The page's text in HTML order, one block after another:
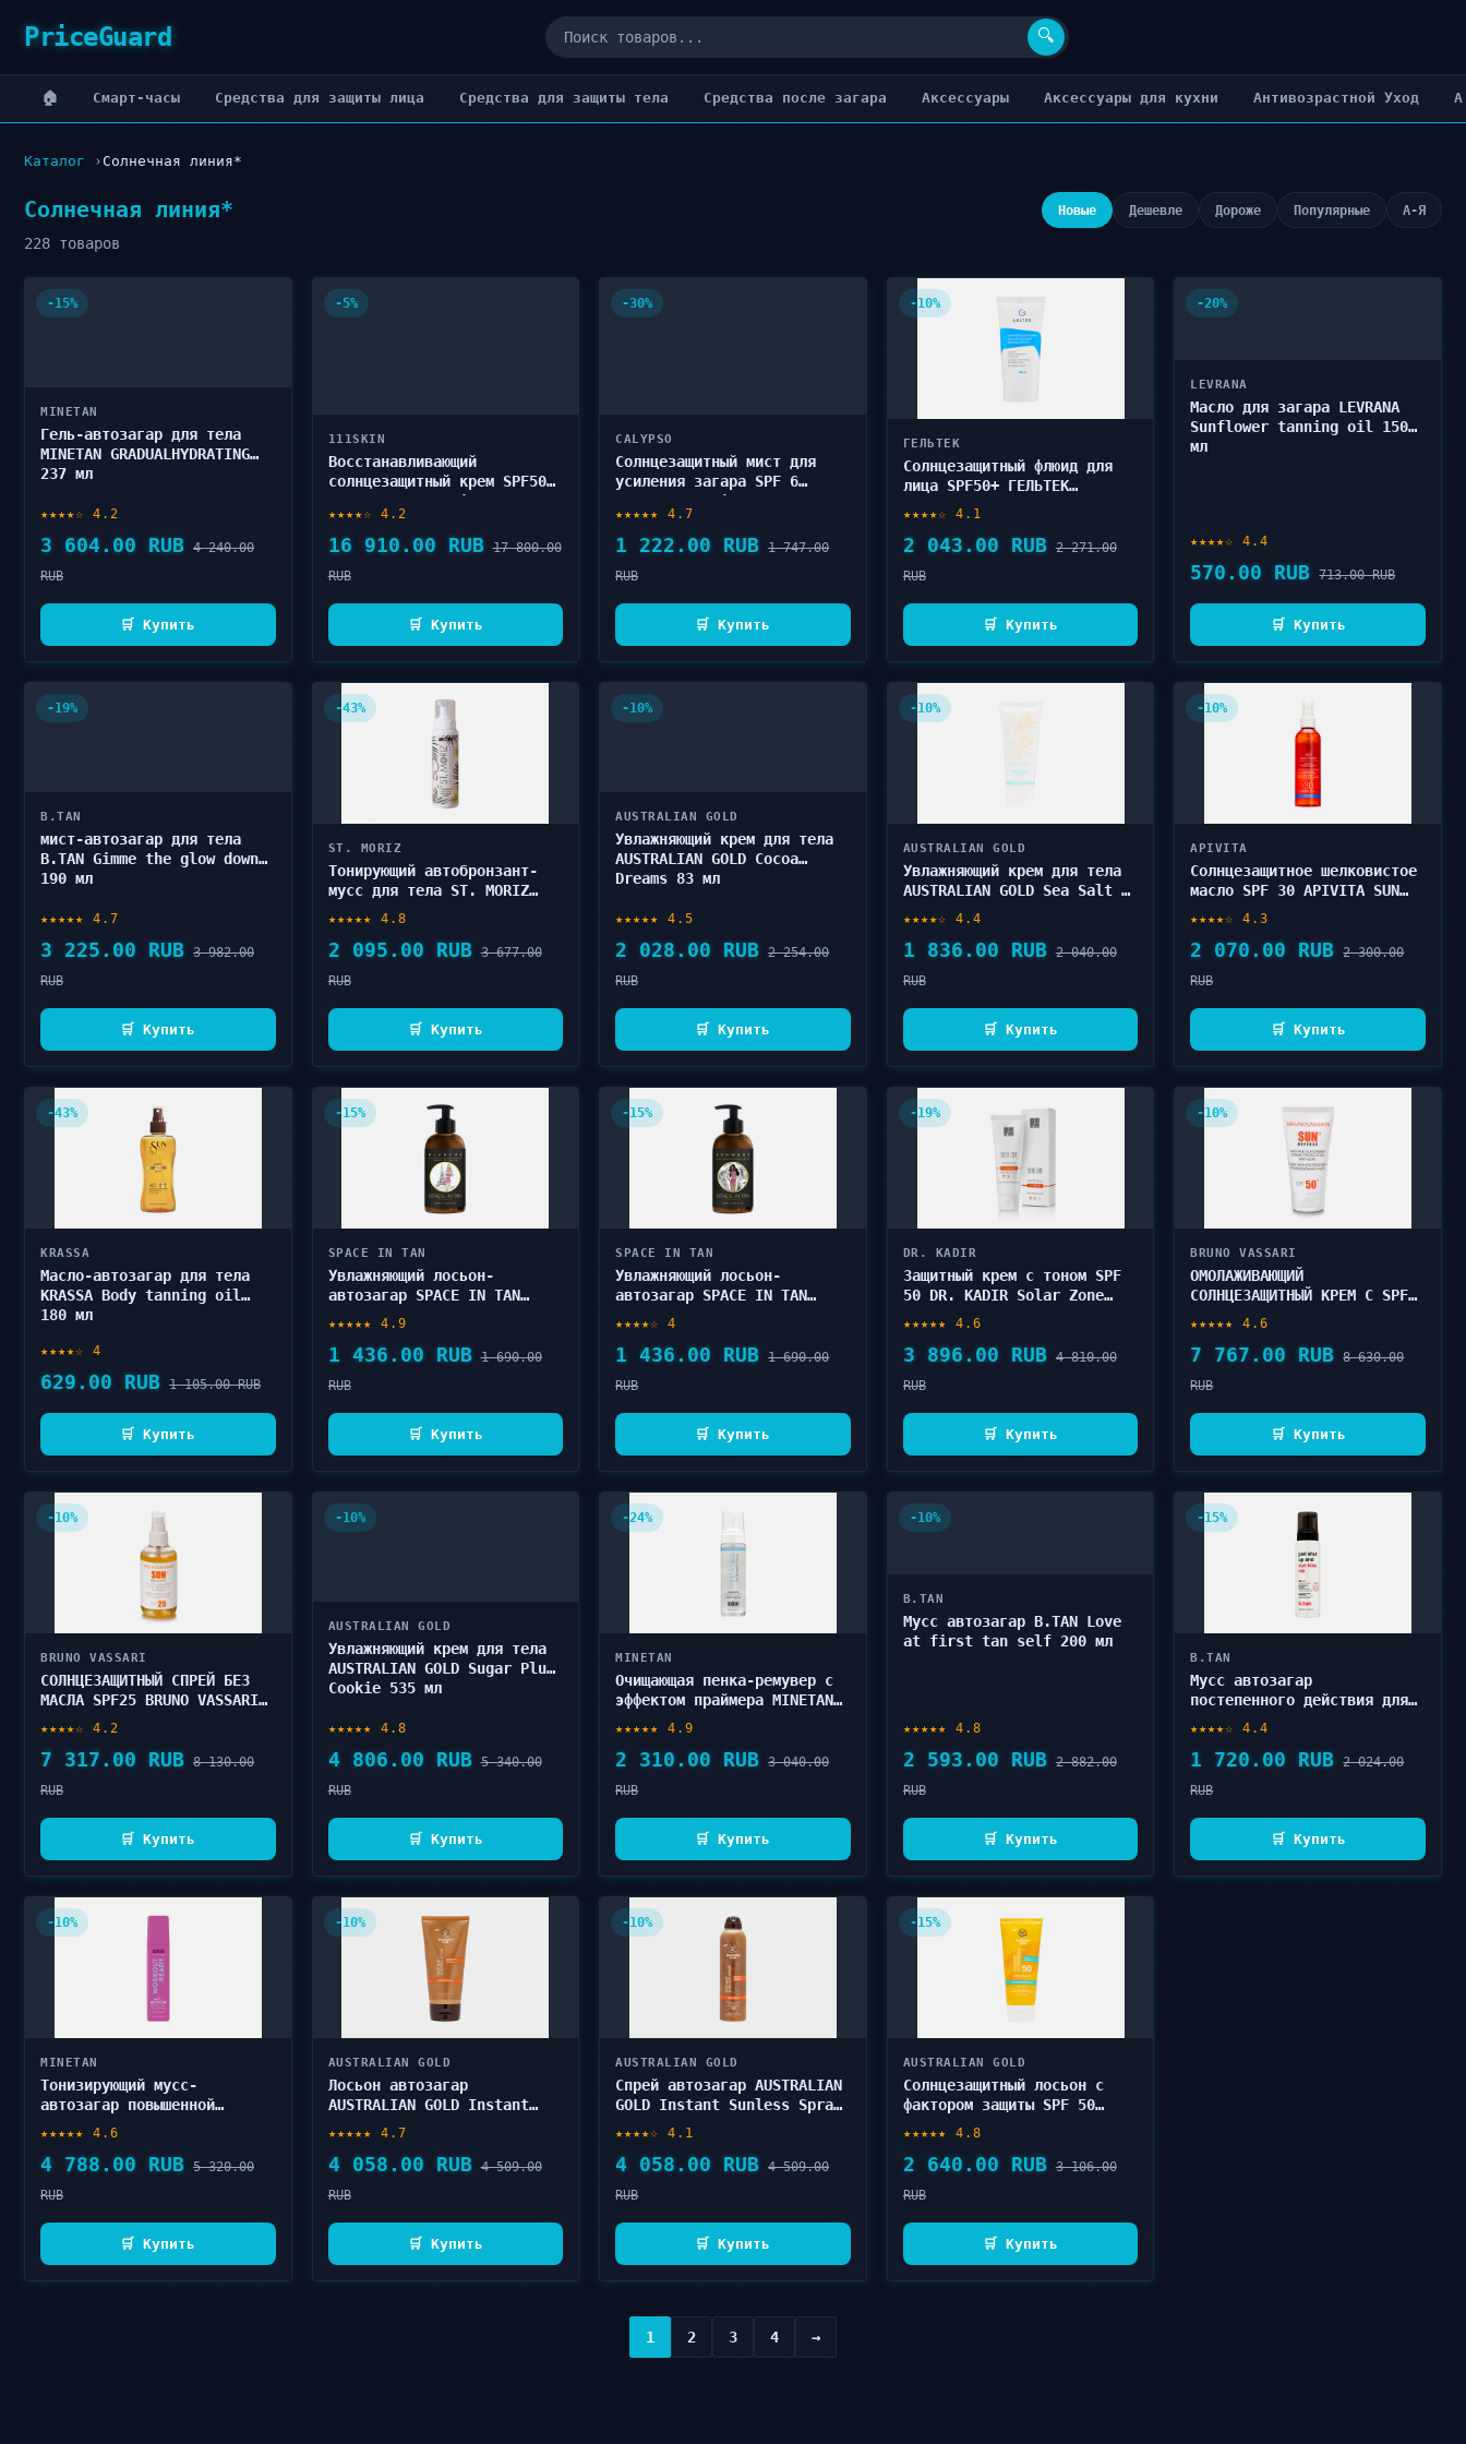
PriceGuard 🔍
🏠 Cмарт-часы Cредства для защиты лица Cредства для защиты тела Cредства после загара Аксессуары Аксессуары для кухни Антивозрастной Уход
Каталог Солнечная линия*
Солнечная линия*
228 товаров
Новые Дешевле Дороже Популярные А-Я
-15%
MINETAN
Гель-автозагар для тела
MINETAN GRADUALHYDRATING
237 мл
★★★★☆ 4.2
3 604.00 RUB 4 240.00
RUB
🛒 Купить
-5%
111SKIN
Восстанавливающий
солнцезащитный крем SPF50+
50 111SKIN Repair
Sunscreen 50 мл
★★★★☆ 4.2
16 910.00 RUB 17 800.00
RUB
🛒 Купить
-30%
CALYPSO
Солнцезащитный мист для
усиления загара SPF 6
CALYPSO Tanning &
Protection 175 мл
★★★★★ 4.7
1 222.00 RUB 1 747.00
RUB
🛒 Купить
-10%
ГЕЛЬТЕК
Солнцезащитный флюид для
лица SPF50+ ГЕЛЬТЕК
Moisturizing 50 мл
★★★★☆ 4.1
2 043.00 RUB 2 271.00
RUB
🛒 Купить
-20%
LEVRANA
Масло для загара LEVRANA
Sunflower tanning oil 150
мл
★★★★☆ 4.4
570.00 RUB 713.00 RUB
🛒 Купить
-19%
B.TAN
мист-автозагар для тела
B.TAN Gimme the glow down
190 мл
★★★★★ 4.7
3 225.00 RUB 3 982.00
RUB
🛒 Купить
-43%
ST. MORIZ
Тонирующий автобронзант-
мусс для тела ST. MORIZ
Instant Dark 300 мл
★★★★★ 4.8
2 095.00 RUB 3 677.00
RUB
🛒 Купить
-10%
AUSTRALIAN GOLD
Увлажняющий крем для тела
AUSTRALIAN GOLD Cocoa
Dreams 83 мл
★★★★★ 4.5
2 028.00 RUB 2 254.00
RUB
🛒 Купить
-10%
AUSTRALIAN GOLD
Увлажняющий крем для тела
AUSTRALIAN GOLD Sea Salt &
Sandalwood 83 мл
★★★★☆ 4.4
1 836.00 RUB 2 040.00
RUB
🛒 Купить
-10%
APIVITA
Солнцезащитное шелковистое
масло SPF 30 APIVITA SUN
BODY OIL 200 мл
★★★★☆ 4.3
2 070.00 RUB 2 300.00
RUB
🛒 Купить
-43%
KRASSA
Масло-автозагар для тела
KRASSA Body tanning oil
180 мл
★★★★☆ 4
629.00 RUB 1 105.00 RUB
🛒 Купить
-15%
SPACE IN TAN
Увлажняющий лосьон-
автозагар SPACE IN TAN
Tanning-prolongator
★★★★★ 4.9
1 436.00 RUB 1 690.00
RUB
🛒 Купить
-15%
SPACE IN TAN
Увлажняющий лосьон-
автозагар SPACE IN TAN
Self-tanning schwarz 300
★★★★☆ 4
1 436.00 RUB 1 690.00
RUB
🛒 Купить
-19%
DR. KADIR
Защитный крем с тоном SPF
50 DR. KADIR Solar Zone
Protective CC Cream 75 мл
★★★★★ 4.6
3 896.00 RUB 4 810.00
RUB
🛒 Купить
-10%
BRUNO VASSARI
ОМОЛАЖИВАЮЩИЙ
СОЛНЦЕЗАЩИТНЫЙ КРЕМ С SPF
50+ BRUNO VASSARI SUN
CREAM 50 мл
★★★★★ 4.6
7 767.00 RUB 8 630.00
RUB
🛒 Купить
-10%
BRUNO VASSARI
СОЛНЦЕЗАЩИТНЫЙ СПРЕЙ БЕЗ
МАСЛА SPF25 BRUNO VASSARI
SUN DEFENSE - OIL-FREE SUN
★★★★☆ 4.2
7 317.00 RUB 8 130.00
RUB
🛒 Купить
-10%
AUSTRALIAN GOLD
Увлажняющий крем для тела
AUSTRALIAN GOLD Sugar Plum
Cookie 535 мл
★★★★★ 4.8
4 806.00 RUB 5 340.00
RUB
🛒 Купить
-24%
MINETAN
Очищающая пенка-ремувер с
эффектом праймера MINETAN
TAN Eraser 200 мл
★★★★★ 4.9
2 310.00 RUB 3 040.00
RUB
🛒 Купить
-10%
B.TAN
Мусс автозагар B.TAN Love
at first tan self 200 мл
★★★★★ 4.8
2 593.00 RUB 2 882.00
RUB
🛒 Купить
-15%
B.TAN
Мусс автозагар
постепенного действия для
ежедневного применения
kiss me gradual 300 мл
★★★★☆ 4.4
1 720.00 RUB 2 024.00
RUB
🛒 Купить
-10%
MINETAN
Тонизирующий мусс-
автозагар повышенной
стойкости MINETAN Workout
★★★★★ 4.6
4 788.00 RUB 5 320.00
RUB
🛒 Купить
-10%
AUSTRALIAN GOLD
Лосьон автозагар
AUSTRALIAN GOLD Instant
Sunless Lotion 177 мл
★★★★★ 4.7
4 058.00 RUB 4 509.00
RUB
🛒 Купить
-10%
AUSTRALIAN GOLD
Спрей автозагар AUSTRALIAN
GOLD Instant Sunless Spray
★★★★☆ 4.1
4 058.00 RUB 4 509.00
RUB
🛒 Купить
-15%
AUSTRALIAN GOLD
Солнцезащитный лосьон с
фактором защиты SPF 50
AUSTRALIAN GOLD Ultimate
★★★★★ 4.8
2 640.00 RUB 3 106.00
RUB
🛒 Купить
1 2 3 4 →